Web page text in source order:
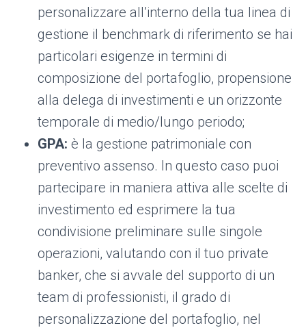
personalizzare all’interno della tua linea di
gestione il benchmark di riferimento se hai
particolari esigenze in termini di
composizione del portafoglio, propensione
alla delega di investimenti e un orizzonte
temporale di medio/lungo periodo;
GPA: è la gestione patrimoniale con
preventivo assenso. In questo caso puoi
partecipare in maniera attiva alle scelte di
investimento ed esprimere la tua
condivisione preliminare sulle singole
operazioni, valutando con il tuo private
banker, che si avvale del supporto di un
team di professionisti, il grado di
personalizzazione del portafoglio, nel